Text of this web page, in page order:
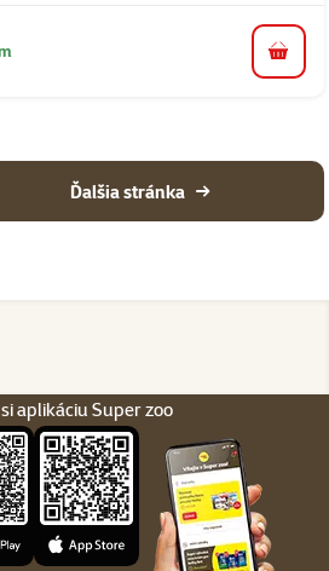
do
Ďalšia stránka
aplikáciu Super zoo